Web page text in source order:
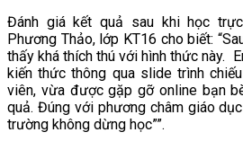
Đánh giá kết quả sau khi học
Phương Thảo, lớp KT16 cho biết:
thấy khá thích thú với hình thức này.
kiến thức thông qua slide trình
viên, vừa được gặp gỡ online bạn
quả. Đúng với phương châm giáo
trường không dừng học””.